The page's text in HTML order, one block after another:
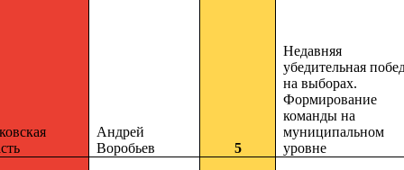
Андрей
Воробьев
5
Недавняя
убедительная
на выборах.
Формирование
команды на
муниципальном
уровне